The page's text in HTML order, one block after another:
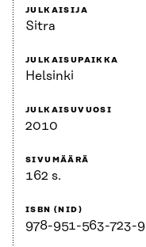
JULKAISIJA
Sitra
JULKAISUPAIKKA
Helsinki
JULKAISUVUOSI
2010
SIVUMÄÄRÄ
162 s.
ISBN (NID)
978-951-563-723-9